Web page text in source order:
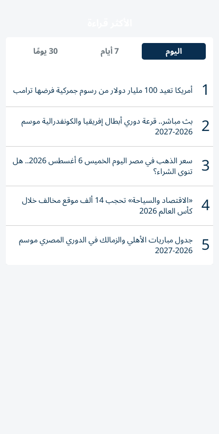
اليوم 7 أيام 30 يومًا
1 أمريكا تعيد 100 مليار دولار من رسوم جمركية فرضها ترامب
2 بث مباشر.. قرعة دوري أبطال إفريقيا والكونفدرالية موسم
2026-2027
3 سعر الذهب في مصر اليوم الخميس 6 أغسطس 2026.. هل
تنوي الشراء؟
4 «الاقتصاد والسياحة» تحجب 14 ألف موقع مخالف خلال
كأس العالم 2026
5 جدول مباريات الأهلي والزمالك في الدوري المصري موسم
2026-2027